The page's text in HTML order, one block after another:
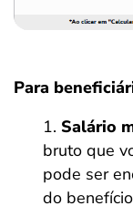
Para
Salário
bruto que
pode ser
do